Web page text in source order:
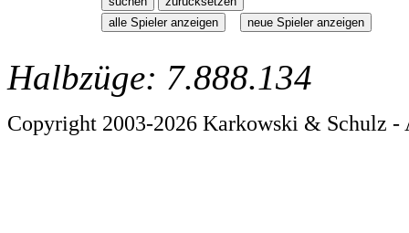
Halbzüge: 7.888.134
Copyright 2003-2026 Karkowski & Schulz